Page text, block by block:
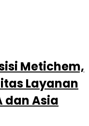
Metichem,
Layanan
dan Asia